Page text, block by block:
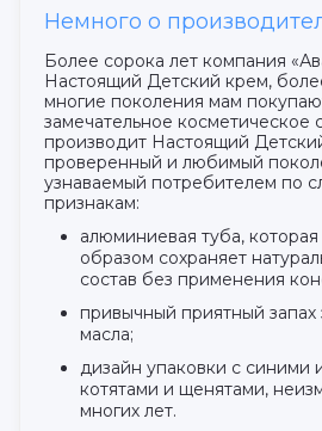
Немного о
Более сорока лет компания
Настоящий Детский крем,
многие поколения мам
замечательное косметическое
производит Настоящий
проверенный и любимый
узнаваемый потребителем по
признакам:
алюминиевая туба,
образом сохраняет
состав без применения
привычный приятный запах
масла;
дизайн упаковки с синими
котятами и щенятами,
многих лет.